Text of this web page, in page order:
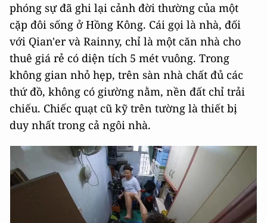
phóng sự đã ghi lại cảnh đời thường của một
cặp đôi sống ở Hồng Kông. Cái gọi là nhà, đối
với Qian'er và Rainny, chỉ là một căn nhà cho
thuê giá rẻ có diện tích 5 mét vuông. Trong
không gian nhỏ hẹp, trên sàn nhà chất đủ các
thứ đồ, không có giường nằm, nền đất chỉ trải
chiếu. Chiếc quạt cũ kỹ trên tường là thiết bị
duy nhất trong cả ngôi nhà.